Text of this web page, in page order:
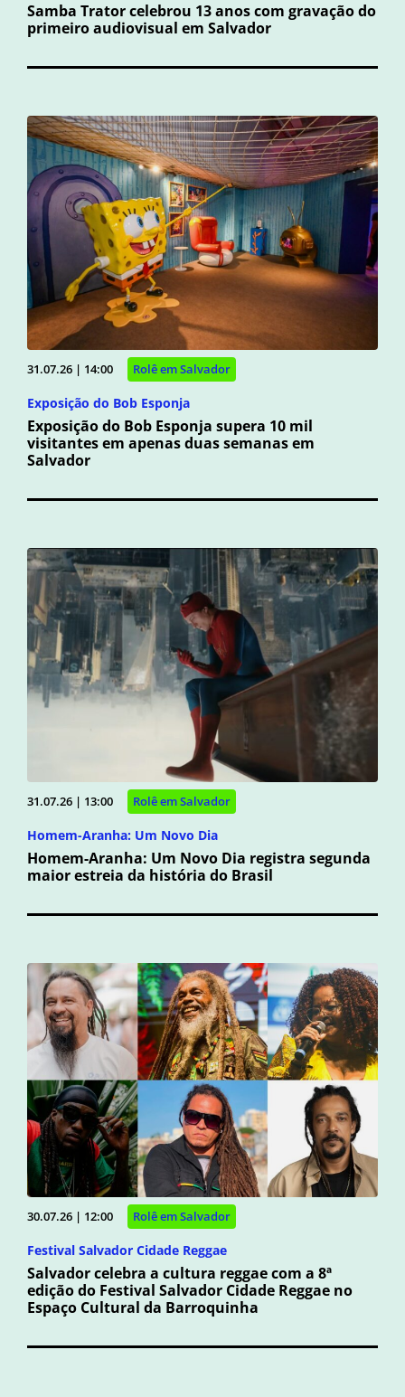
Samba Trator celebrou 13 anos com gravação do
primeiro audiovisual em Salvador
31.07.26 | 14:00 Rolê em Salvador
Exposição do Bob Esponja
Exposição do Bob Esponja supera 10 mil
visitantes em apenas duas semanas em
Salvador
31.07.26 | 13:00 Rolê em Salvador
Homem-Aranha: Um Novo Dia
Homem-Aranha: Um Novo Dia registra segunda
maior estreia da história do Brasil
30.07.26 | 12:00 Rolê em Salvador
Festival Salvador Cidade Reggae
Salvador celebra a cultura reggae com a 8ª
edição do Festival Salvador Cidade Reggae no
Espaço Cultural da Barroquinha